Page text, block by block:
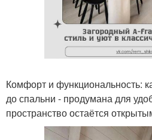
Комфорт и функциональность:
до спальни - продумана для
пространство остаётся